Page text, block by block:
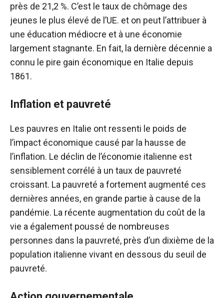
près de 21,2 %. C’est le taux de chômage des
jeunes le plus élevé de l’UE. et on peut l’attribuer à
une éducation médiocre et à une économie
largement stagnante. En fait, la dernière décennie a
connu le pire gain économique en Italie depuis
1861.
Inflation et pauvreté
Les pauvres en Italie ont ressenti le poids de
l’impact économique causé par la hausse de
l’inflation. Le déclin de l’économie italienne est
sensiblement corrélé à un taux de pauvreté
croissant. La pauvreté a fortement augmenté ces
dernières années, en grande partie à cause de la
pandémie. La récente augmentation du coût de la
vie a également poussé de nombreuses
personnes dans la pauvreté, près d’un dixième de la
population italienne vivant en dessous du seuil de
pauvreté.